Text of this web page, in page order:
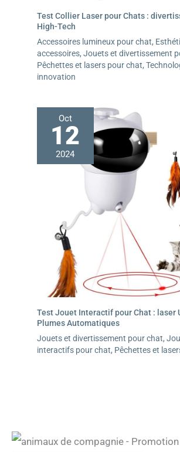
Test Collier Laser pour Chats :
High-Tech
Accessoires lumineux pour chat,
accessoires, Jouets et divertissement
Pêchettes et lasers pour chat,
innovation
Oct
12
2024
Test Jouet Interactif pour Chat : laser
Plumes Automatiques
Jouets et divertissement pour chat,
interactifs pour chat, Pêchettes et